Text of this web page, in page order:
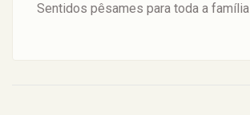
Sentidos pêsames para toda a família